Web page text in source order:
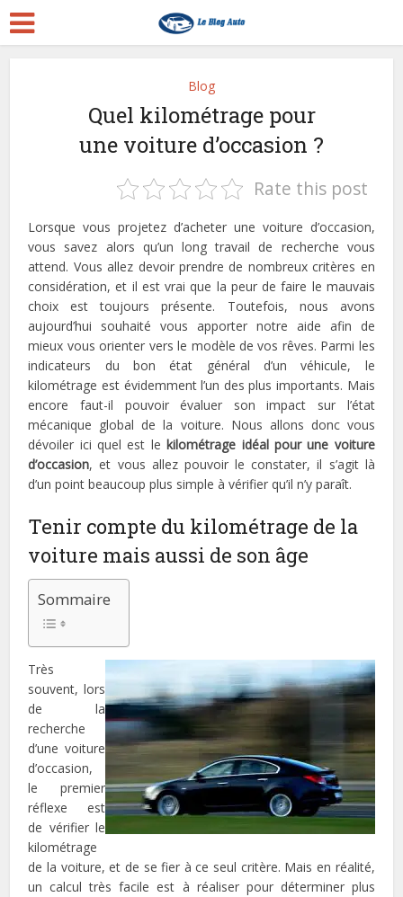
Blog
Quel kilométrage pour
une voiture d’occasion ?
Rate this post
Lorsque vous projetez d’acheter une voiture d’occasion,
vous savez alors qu’un long travail de recherche vous
attend. Vous allez devoir prendre de nombreux critères en
considération, et il est vrai que la peur de faire le mauvais
choix est toujours présente. Toutefois, nous avons
aujourd’hui souhaité vous apporter notre aide afin de
mieux vous orienter vers le modèle de vos rêves. Parmi les
indicateurs du bon état général d’un véhicule, le
kilométrage est évidemment l’un des plus importants. Mais
encore faut-il pouvoir évaluer son impact sur l’état
mécanique global de la voiture. Nous allons donc vous
dévoiler ici quel est lekilométrage idéal pour une voiture
d’occasion, et vous allez pouvoir le constater, il s’agit là
d’un point beaucoup plus simple à vérifier qu’il n’y paraît.
Tenir compte du kilométrage de la
voiture mais aussi de son âge
Sommaire
Très
souvent, lors
de la
recherche
d’une voiture
d’occasion,
le premier
réflexe est
de vérifier le
kilométrage
de la voiture, et de se fier à ce seul critère. Mais en réalité,
un calcul très facile est à réaliser pour déterminer plus